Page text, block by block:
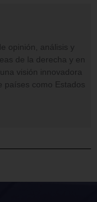
opinión, análisis y
de la derecha y en
visión innovadora
países como Estados